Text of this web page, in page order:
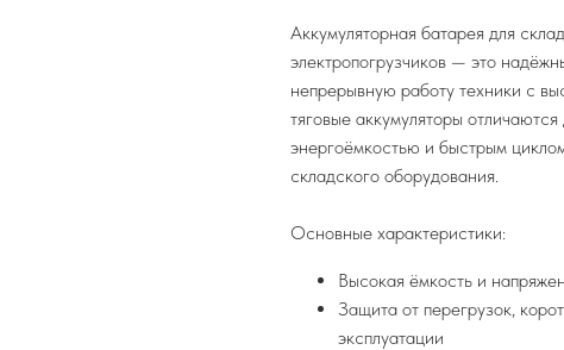
Аккумуляторная батарея для
электропогрузчиков — это
непрерывную работу техники с
тяговые аккумуляторы
энергоёмкостью и быстрым
складского оборудования.
Основные характеристики:
Высокая ёмкость и
Защита от перегрузок,
эксплуатации